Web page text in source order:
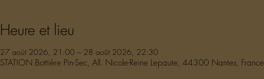
Heure et lieu
27 août 2026, 21:00 – 28 août 2026, 22:30
STATION Bottière Pin-Sec, All. Nicole-Reine Lepaute, 44300 Nantes, France